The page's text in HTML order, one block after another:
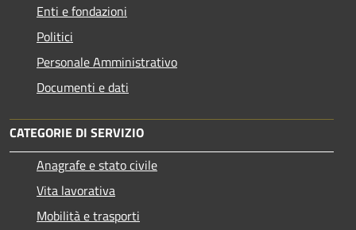
Enti e fondazioni
Politici
Personale Amministrativo
Documenti e dati
CATEGORIE DI SERVIZIO
Anagrafe e stato civile
Vita lavorativa
Mobilità e trasporti